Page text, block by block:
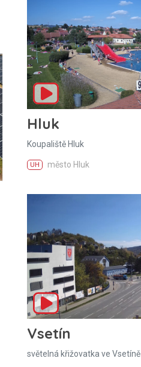
Hluk
Koupaliště Hluk
UH město Hluk
Vsetín
světelná křižovatka ve Vsetíně